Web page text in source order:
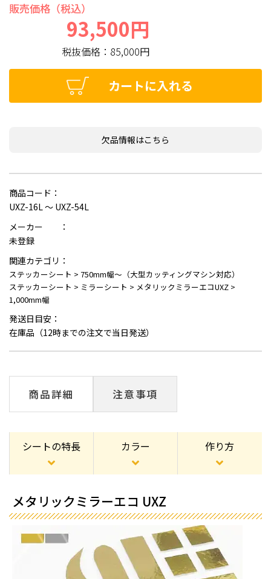
販売価格（税込）
93,500円
税抜価格： 85,000円
カートに入れる
欠品情報はこちら
商品コード：
UXZ-16L ～ UXZ-54L
メーカー ：
未登録
関連カテゴリ：
ステッカーシート > 750mm幅～（大型カッティングマシン対応）
ステッカーシート > ミラーシート > メタリックミラーエコUXZ >
1,000mm幅
発送日目安：
在庫品（12時までの注文で当日発送）
商品詳細 注意事項
シートの特長 カラー 作り方
メタリックミラーエコ UXZ